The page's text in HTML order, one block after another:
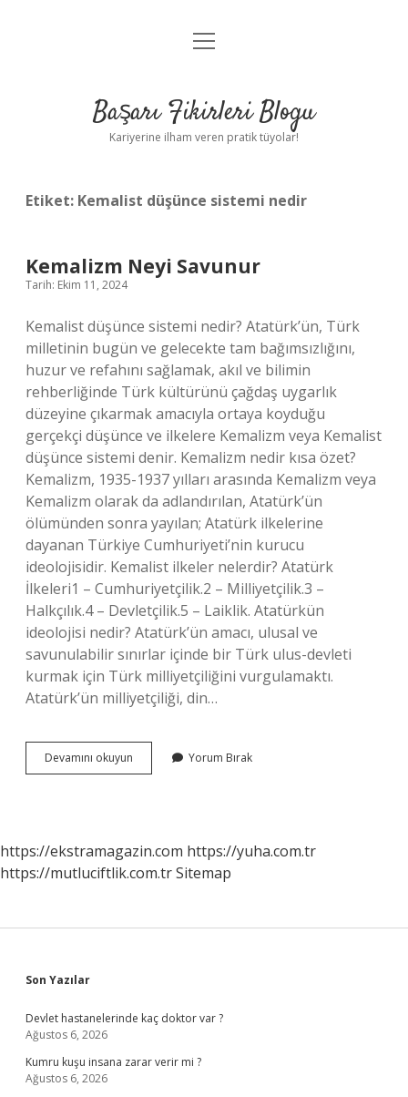
Anasayfa
Yasal Uyarı
menüyü
Başarı Fikirleri Blogu
Kariyerine ilham veren pratik tüyolar!
Etiket: Kemalist düşünce sistemi nedir
Kemalizm Neyi Savunur
Tarih: Ekim 11, 2024
Kemalist düşünce sistemi nedir? Atatürk’ün, Türk
milletinin bugün ve gelecekte tam bağımsızlığını,
huzur ve refahını sağlamak, akıl ve bilimin
rehberliğinde Türk kültürünü çağdaş uygarlık
düzeyine çıkarmak amacıyla ortaya koyduğu
gerçekçi düşünce ve ilkelere Kemalizm veya Kemalist
düşünce sistemi denir. Kemalizm nedir kısa özet?
Kemalizm, 1935-1937 yılları arasında Kemalizm veya
Kemalizm olarak da adlandırılan, Atatürk’ün
ölümünden sonra yayılan; Atatürk ilkelerine
dayanan Türkiye Cumhuriyeti’nin kurucu
ideolojisidir. Kemalist ilkeler nelerdir? Atatürk
İlkeleri1 – Cumhuriyetçilik.2 – Milliyetçilik.3 –
Halkçılık.4 – Devletçilik.5 – Laiklik. Atatürkün
ideolojisi nedir? Atatürk’ün amacı, ulusal ve
savunulabilir sınırlar içinde bir Türk ulus-devleti
kurmak için Türk milliyetçiliğini vurgulamaktı.
Atatürk’ün milliyetçiliği, din…
Devamını okuyun Kemalizm
Neyi
Yorum Bırak
https://ekstramagazin.com https://yuha.com.tr
https://mutluciftlik.com.trSitemap
Sidebar
Son Yazılar
Devlet hastanelerinde kaç doktor var ?
Ağustos 6, 2026
Kumru kuşu insana zarar verir mi ?
Ağustos 6, 2026